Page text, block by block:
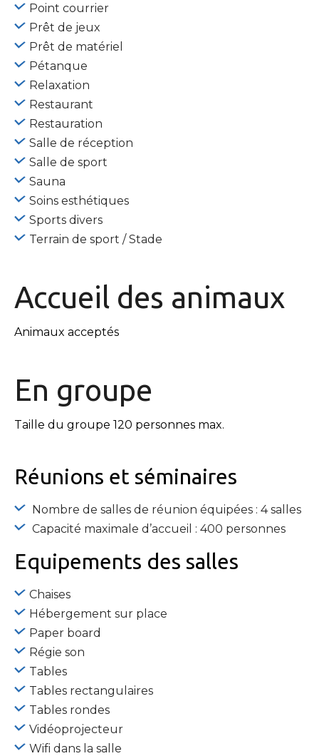
Point courrier
Prêt de jeux
Prêt de matériel
Pétanque
Relaxation
Restaurant
Restauration
Salle de réception
Salle de sport
Sauna
Soins esthétiques
Sports divers
Terrain de sport / Stade
Accueil des animaux
Animaux acceptés
En groupe
Taille du groupe 120 personnes max.
Réunions et séminaires
Nombre de salles de réunion équipées : 4 salles
Capacité maximale d’accueil : 400 personnes
Equipements des salles
Chaises
Hébergement sur place
Paper board
Régie son
Tables
Tables rectangulaires
Tables rondes
Vidéoprojecteur
Wifi dans la salle